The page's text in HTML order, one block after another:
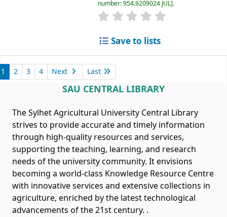
number:954.9209024 JUL .
Save to lists
1 2 3 4 Next Last
SAU CENTRAL LIBRARY
The Sylhet Agricultural University Central Library
strives to provide accurate and timely information
through high-quality resources and services,
supporting the teaching, learning, and research
needs of the university community. It envisions
becoming a world-class Knowledge Resource Centre
with innovative services and extensive collections in
agriculture, enriched by the latest technological
advancements of the 21st century. .